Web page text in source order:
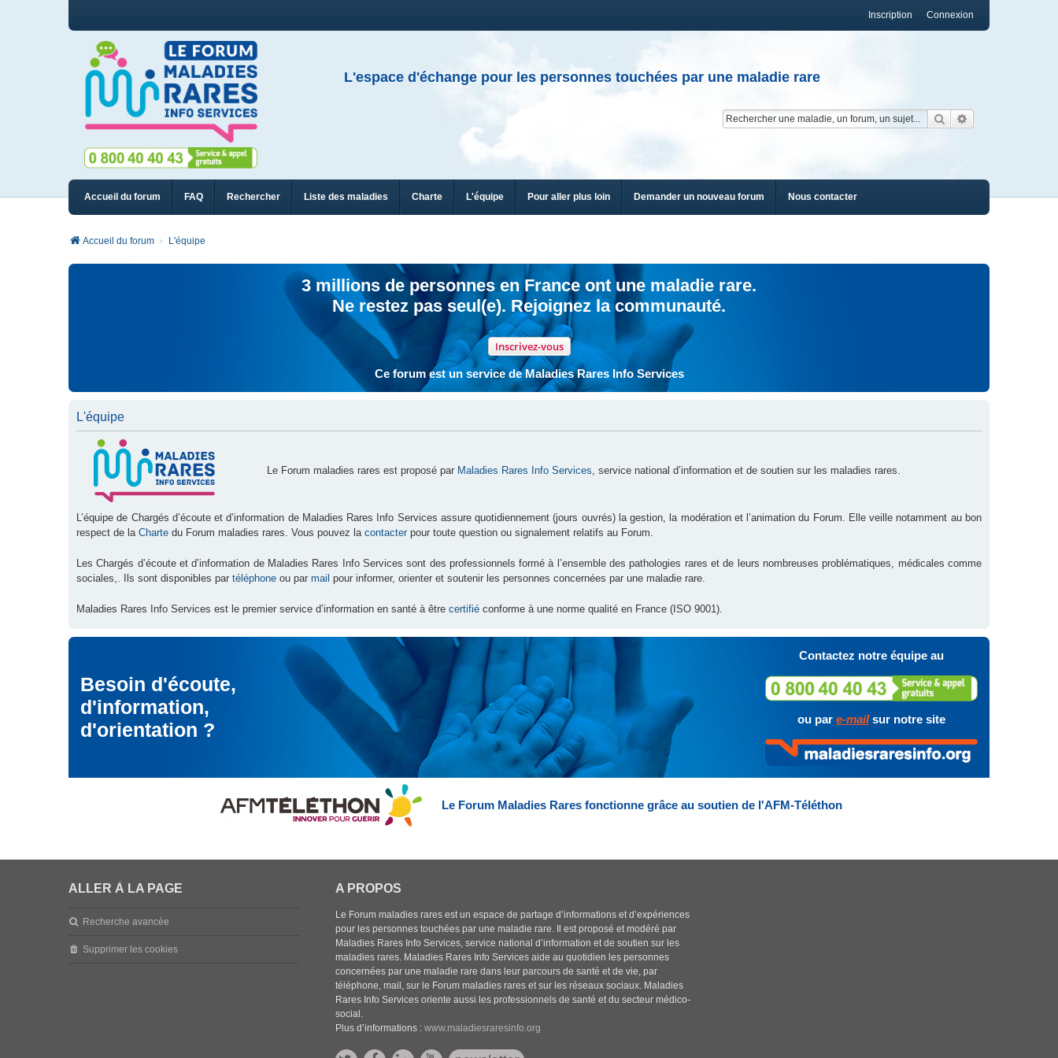
Connexion
Inscription
L'espace d'échange pour les personnes touchées par une maladie rare
Rechercher
Accueil du forum FAQ Rechercher Liste des maladies Charte L'équipe Pour aller plus loin Demander un nouveau forum Nous contacter
Accueil du forum L'équipe
3 millions de personnes en France ont une maladie rare.
Ne restez pas seul(e). Rejoignez la communauté.
Inscrivez-vous
Ce forum est un service de Maladies Rares Info Services
L'équipe
Le Forum maladies rares est proposé par Maladies Rares Info Services, service national d’information et de soutien sur les maladies rares.
L’équipe de Chargés d’écoute et d’information de Maladies Rares Info Services assure quotidiennement (jours ouvrés) la gestion, la modération et l’animation du Forum. Elle veille notamment au bon
respect de la Charte du Forum maladies rares. Vous pouvez la contacter pour toute question ou signalement relatifs au Forum.
Les Chargés d’écoute et d’information de Maladies Rares Info Services sont des professionnels formé à l’ensemble des pathologies rares et de leurs nombreuses problématiques, médicales comme
sociales,. Ils sont disponibles par téléphone ou par mail pour informer, orienter et soutenir les personnes concernées par une maladie rare.
Maladies Rares Info Services est le premier service d’information en santé à être certifié conforme à une norme qualité en France (ISO 9001).
Besoin d'écoute,
d'information,
d'orientation ?
Contactez notre équipe au
ou par e-mailsur notre site
Le Forum Maladies Rares fonctionne grâce au soutien de l'AFM-Téléthon
ALLER À LA PAGE
Recherche avancée
Supprimer les cookies
A PROPOS
Le Forum maladies rares est un espace de partage d’informations et d’expériences
pour les personnes touchées par une maladie rare. Il est proposé et modéré par
Maladies Rares Info Services, service national d’information et de soutien sur les
maladies rares. Maladies Rares Info Services aide au quotidien les personnes
concernées par une maladie rare dans leur parcours de santé et de vie, par
téléphone, mail, sur le Forum maladies rares et sur les réseaux sociaux. Maladies
Rares Info Services oriente aussi les professionnels de santé et du secteur médico-
social.
Plus d’informations :www.maladiesraresinfo.org